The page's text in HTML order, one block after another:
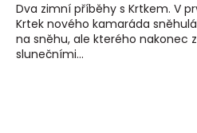
Dva zimní příběhy s Krtkem. V
Krtek nového kamaráda
na sněhu, ale kterého nakonec
slunečními...